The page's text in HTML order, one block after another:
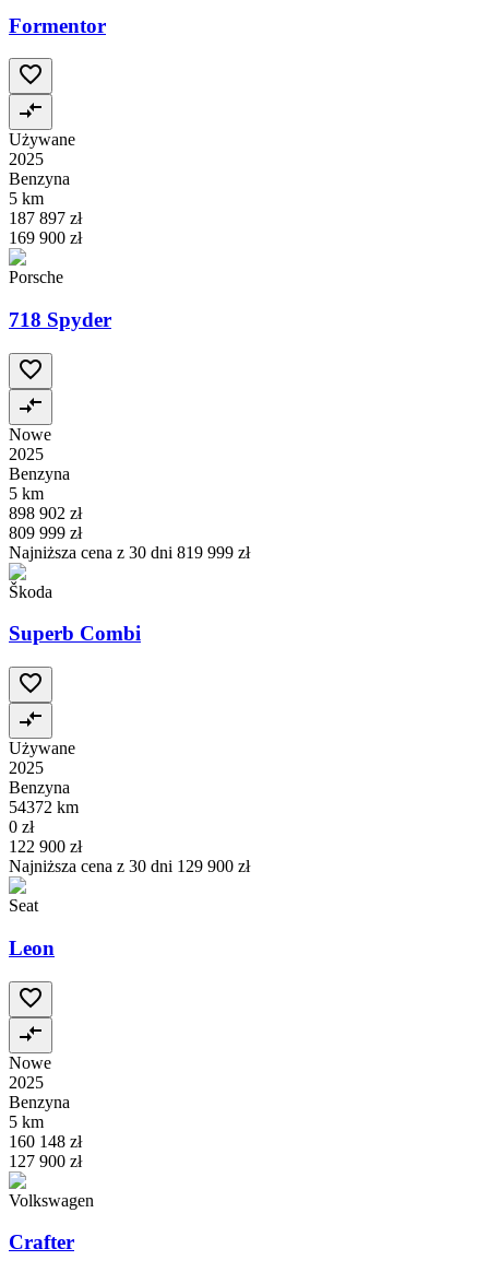
Formentor
Używane
2025
Benzyna
5 km
187 897 zł
169 900 zł
Porsche
718 Spyder
Nowe
2025
Benzyna
5 km
898 902 zł
809 999 zł
Najniższa cena z 30 dni 819 999 zł
Škoda
Superb Combi
Używane
2025
Benzyna
54372 km
0 zł
122 900 zł
Najniższa cena z 30 dni 129 900 zł
Seat
Leon
Nowe
2025
Benzyna
5 km
160 148 zł
127 900 zł
Volkswagen
Crafter